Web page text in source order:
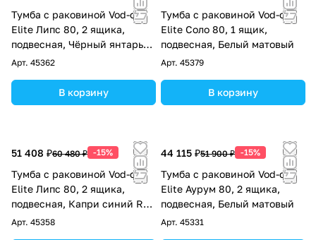
Тумба с раковиной Vod-ok
Elite Липс 80, 2 ящика,
подвесная, Чёрный янтарь
RAL 9005
Арт. 45362
В корзину
Тумба с раковиной Vod-ok
Elite Соло 80, 1 ящик,
подвесная, Белый матовый
Арт. 45379
В корзину
51 408 ₽60 480 ₽ -15%
Тумба с раковиной Vod-ok
Elite Липс 80, 2 ящика,
подвесная, Капри синий RAL
5019
Арт. 45358
44 115 ₽51 900 ₽ -15%
Тумба с раковиной Vod-ok
Elite Аурум 80, 2 ящика,
подвесная, Белый матовый
Арт. 45331